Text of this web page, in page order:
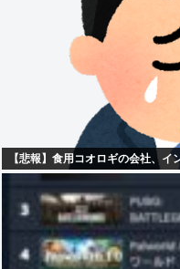
【悲報】食用コオロギの会社、